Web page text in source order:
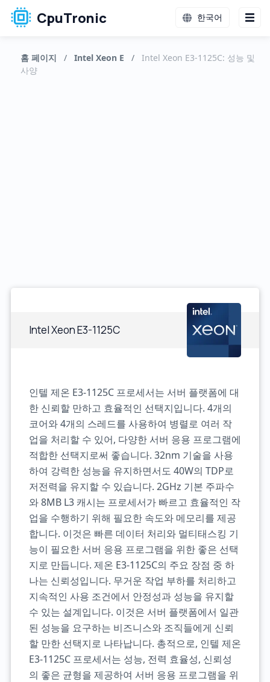
CpuTronic 한국어
홈 페이지 / Intel Xeon E /
Intel Xeon E3-1125C: 성능 및
사양
Intel Xeon E3-1125C
인텔 제온 E3-1125C 프로세서는 서버 플랫폼에 대
한 신뢰할 만하고 효율적인 선택지입니다. 4개의
코어와 4개의 스레드를 사용하여 병렬로 여러 작
업을 처리할 수 있어, 다양한 서버 응용 프로그램에
적합한 선택지로써 좋습니다. 32nm 기술을 사용
하여 강력한 성능을 유지하면서도 40W의 TDP로
저전력을 유지할 수 있습니다. 2GHz 기본 주파수
와 8MB L3 캐시는 프로세서가 빠르고 효율적인 작
업을 수행하기 위해 필요한 속도와 메모리를 제공
합니다. 이것은 빠른 데이터 처리와 멀티태스킹 기
능이 필요한 서버 응용 프로그램을 위한 좋은 선택
지로 만듭니다. 제온 E3-1125C의 주요 장점 중 하
나는 신뢰성입니다. 무거운 작업 부하를 처리하고
지속적인 사용 조건에서 안정성과 성능을 유지할
수 있는 설계입니다. 이것은 서버 플랫폼에서 일관
된 성능을 요구하는 비즈니스와 조직들에게 신뢰
할 만한 선택지로 나타납니다. 총적으로, 인텔 제온
E3-1125C 프로세서는 성능, 전력 효율성, 신뢰성
의 좋은 균형을 제공하여 서버 응용 프로그램을 위